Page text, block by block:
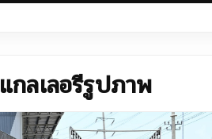
แกลเลอรีรูปภาพ